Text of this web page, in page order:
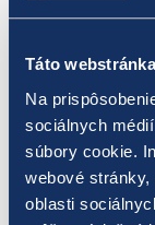
Táto
Na
sociálnych
súbory cookie.
webové
oblasti
jackpot 46 314,24
zabodoval hráč
TIPOSu v
Hra LOTO 5 z 35
vkladom na jednu